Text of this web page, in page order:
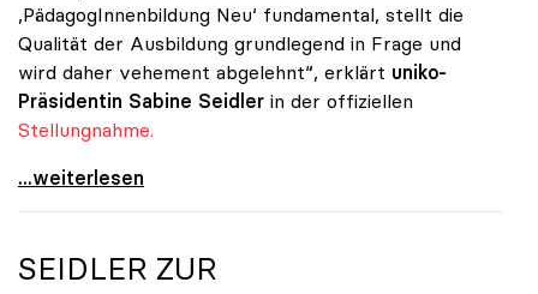
,PädagogInnenbildung Neu‘ fundamental, stellt die
Qualität der Ausbildung grundlegend in Frage und
wird daher vehement abgelehnt“, erklärt uniko-
Präsidentin Sabine Seidler in der offiziellen
Stellungnahme.
Quereinsteiger-Studium: uniko fordert Einbindung
...weiterlesen
SEIDLER ZUR